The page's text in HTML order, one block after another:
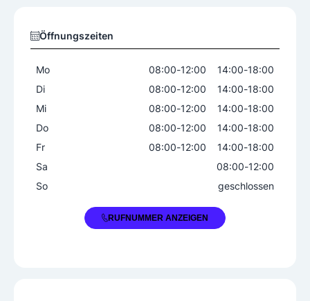
Öffnungszeiten
Mo 08:00-12:00 14:00-18:00
Di
08:00-12:00 14:00-18:00
Mi
08:00-12:00 14:00-18:00
Do
08:00-12:00 14:00-18:00
Fr
08:00-12:00 14:00-18:00
Sa
08:00-12:00
So
geschlossen
+43 3159 3346RUFNUMMER ANZEIGEN